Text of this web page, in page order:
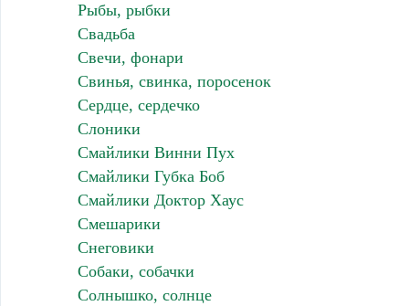
Рыбы, рыбки
Свадьба
Свечи, фонари
Свинья, свинка, поросенок
Сердце, сердечко
Слоники
Смайлики Винни Пух
Смайлики Губка Боб
Смайлики Доктор Хаус
Смешарики
Снеговики
Собаки, собачки
Солнышко, солнце